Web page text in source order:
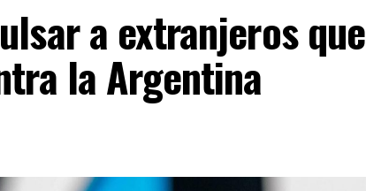
a extranjeros que
la Argentina